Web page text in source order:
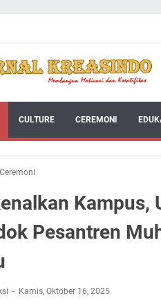
CULTURE CEREMONI
Ceremoni
Kampus,
Pesantren
Kamis, Oktober 16, 2025